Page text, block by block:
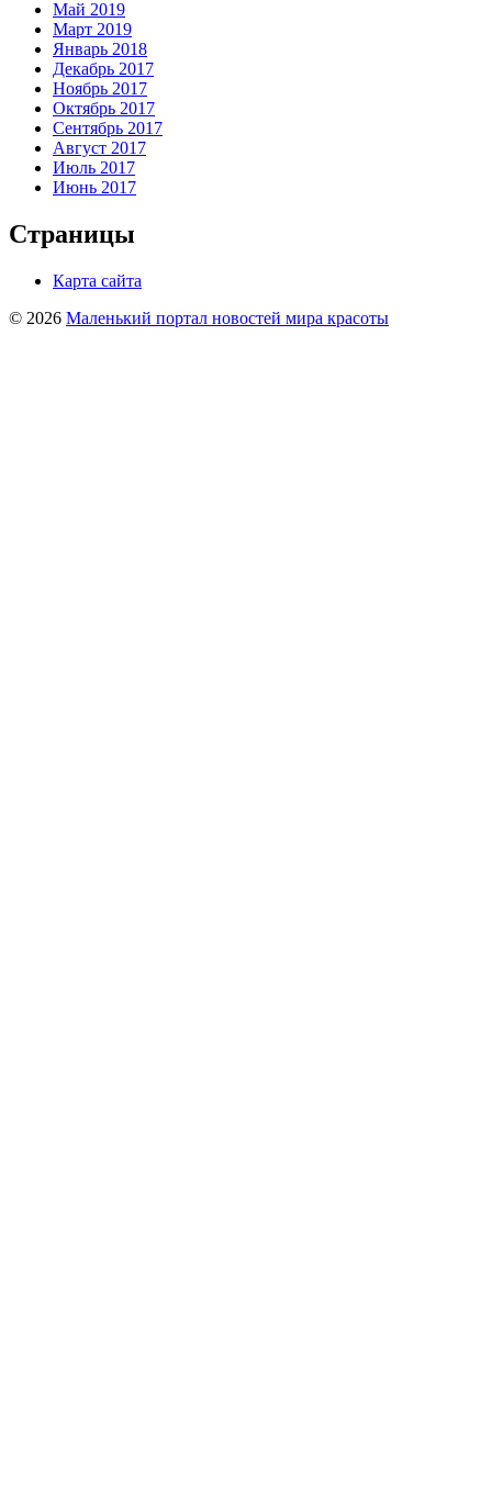
Май 2019
Март 2019
Январь 2018
Декабрь 2017
Ноябрь 2017
Октябрь 2017
Сентябрь 2017
Август 2017
Июль 2017
Июнь 2017
Страницы
Карта сайта
© 2026 Маленький портал новостей мира красоты